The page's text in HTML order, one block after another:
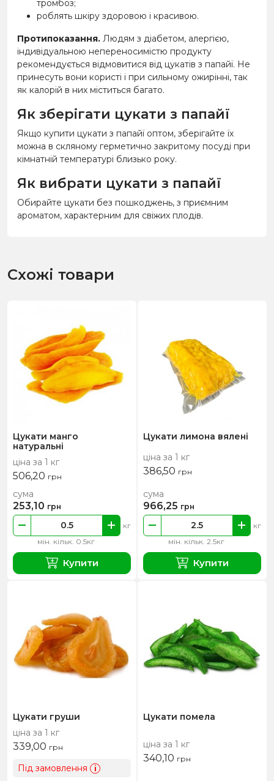
тромбоз;
роблять шкіру здоровою і красивою.
Протипоказання. Людям з діабетом, алергією,
індивідуальною непереносимістю продукту
рекомендується відмовитися від цукатів з папайї. Не
принесуть вони користі і при сильному ожирінні, так
як калорій в них міститься багато.
Як зберігати цукати з папайї
Якщо купити цукати з папайї оптом, зберігайте їх
можна в скляному герметично закритому посуді при
кімнатній температурі близько року.
Як вибрати цукати з папайї
Обирайте цукати без пошкоджень, з приємним
ароматом, характерним для свіжих плодів.
Схожі товари
Цукати манго
натуральні
ціна за 1 кг
506,20 грн
мін. кільк. 0.5кг
кг
сума
253,10 грн
Купити
Цукати лимона вялені
ціна за 1 кг
386,50 грн
мін. кільк. 2.5кг
кг
сума
966,25 грн
Купити
Цукати груши
ціна за 1 кг
339,00 грн
Під замовлення i
Цукати помела
ціна за 1 кг
340,10 грн